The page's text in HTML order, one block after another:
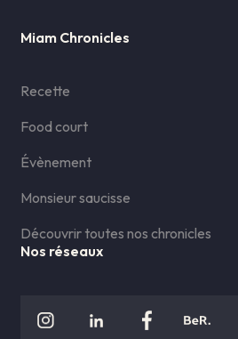
Miam Chronicles
Recette
Food court
Évènement
Monsieur saucisse
Découvrir toutes nos chronicles
Nos réseaux